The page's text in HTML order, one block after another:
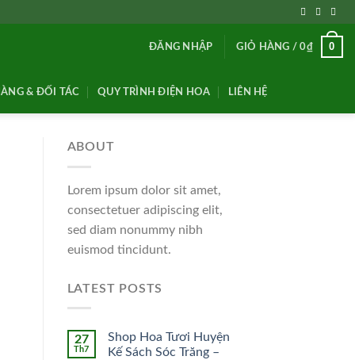
ĐĂNG NHẬP GIỎ HÀNG /0₫ 0
& ĐỐI TÁC QUY TRÌNH ĐIỆN HOA LIÊN HỆ
ABOUT
Lorem ipsum dolor sit amet,
consectetuer adipiscing elit,
sed diam nonummy nibh
euismod tincidunt.
LATEST POSTS
27
Th7
Shop Hoa Tươi Huyện
Kế Sách Sóc Trăng –